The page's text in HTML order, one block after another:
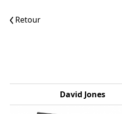
Retour
David Jones